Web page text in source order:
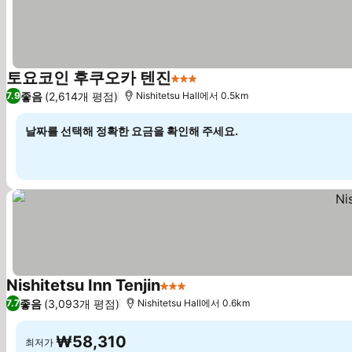
토요코인 후쿠오카 텐진3 성급
7.9좋음 (2,614개 평점) Nishitetsu Hall에서 0.5km
날짜를 선택해 정확한 요금을 확인해 주세요.
Nishitetsu Inn Tenjin3 성급
7.7좋음 (3,093개 평점) Nishitetsu Hall에서 0.6km
최저가 ₩58,310